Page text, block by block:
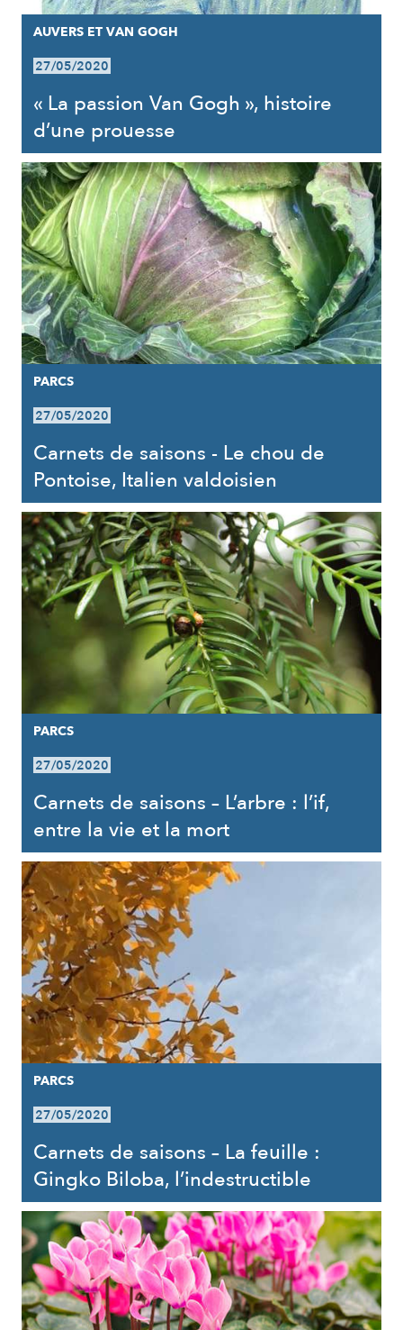
AUVERS ET VAN GOGH
27/05/2020
« La passion Van Gogh », histoire
d’une prouesse
PARCS
27/05/2020
Carnets de saisons - Le chou de
Pontoise, Italien valdoisien
PARCS
27/05/2020
Carnets de saisons – L’arbre : l’if,
entre la vie et la mort
PARCS
27/05/2020
Carnets de saisons – La feuille :
Gingko Biloba, l’indestructible